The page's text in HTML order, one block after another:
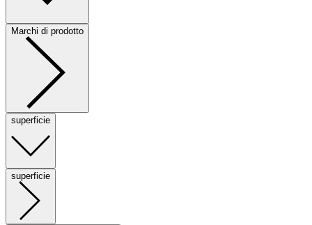
Marchi di prodotto
superficie
superficie